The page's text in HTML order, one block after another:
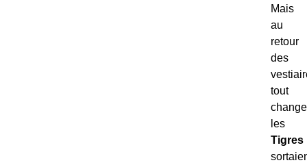
Mais
au
retour
des
tout
les
Tigres